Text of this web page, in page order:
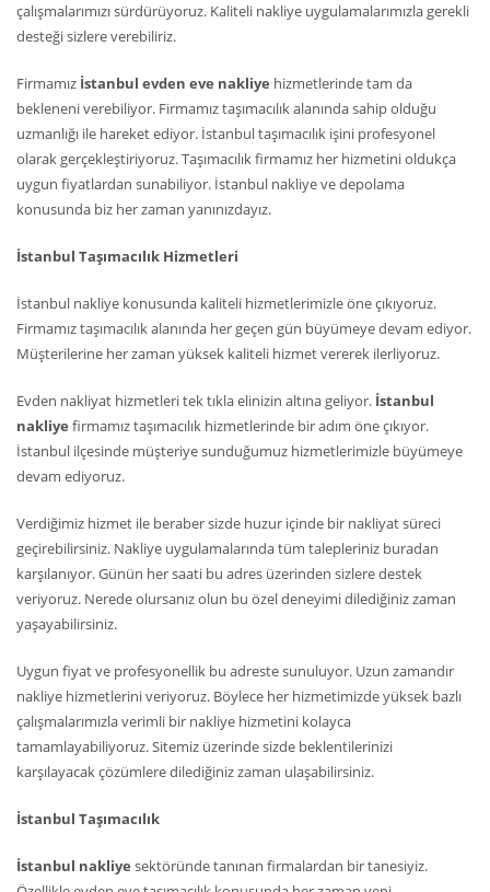
çalışmalarımızı sürdürüyoruz. Kaliteli nakliye uygulamalarımızla gerekli
desteği sizlere verebiliriz.
Firmamız İstanbul evden eve nakliye hizmetlerinde tam da
bekleneni verebiliyor. Firmamız taşımacılık alanında sahip olduğu
uzmanlığı ile hareket ediyor. İstanbul taşımacılık işini profesyonel
olarak gerçekleştiriyoruz. Taşımacılık firmamız her hizmetini oldukça
uygun fiyatlardan sunabiliyor. İstanbul nakliye ve depolama
konusunda biz her zaman yanınızdayız.
İstanbul Taşımacılık Hizmetleri
İstanbul nakliye konusunda kaliteli hizmetlerimizle öne çıkıyoruz.
Firmamız taşımacılık alanında her geçen gün büyümeye devam ediyor.
Müşterilerine her zaman yüksek kaliteli hizmet vererek ilerliyoruz.
Evden nakliyat hizmetleri tek tıkla elinizin altına geliyor. İstanbul
nakliye firmamız taşımacılık hizmetlerinde bir adım öne çıkıyor.
İstanbul ilçesinde müşteriye sunduğumuz hizmetlerimizle büyümeye
devam ediyoruz.
Verdiğimiz hizmet ile beraber sizde huzur içinde bir nakliyat süreci
geçirebilirsiniz. Nakliye uygulamalarında tüm talepleriniz buradan
karşılanıyor. Günün her saati bu adres üzerinden sizlere destek
veriyoruz. Nerede olursanız olun bu özel deneyimi dilediğiniz zaman
yaşayabilirsiniz.
Uygun fiyat ve profesyonellik bu adreste sunuluyor. Uzun zamandır
nakliye hizmetlerini veriyoruz. Böylece her hizmetimizde yüksek bazlı
çalışmalarımızla verimli bir nakliye hizmetini kolayca
tamamlayabiliyoruz. Sitemiz üzerinde sizde beklentilerinizi
karşılayacak çözümlere dilediğiniz zaman ulaşabilirsiniz.
İstanbul Taşımacılık
İstanbul nakliye sektöründe tanınan firmalardan bir tanesiyiz.